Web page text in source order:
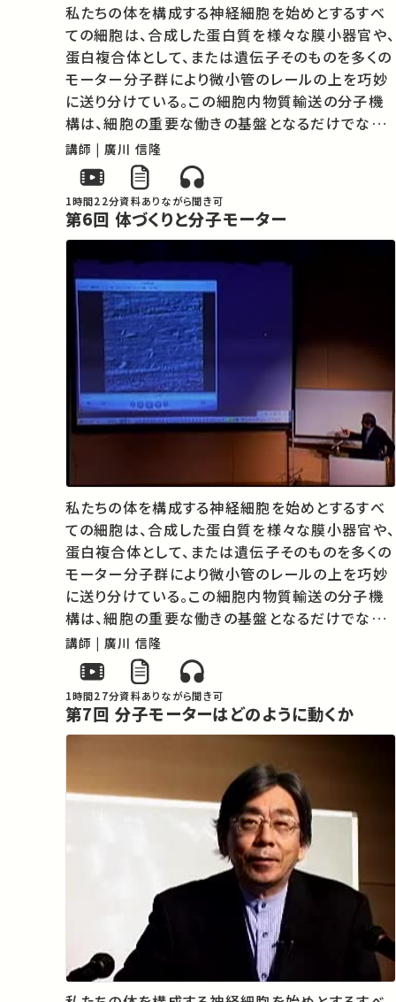
私たちの体を構成する神経細胞を始めとするすべ
ての細胞は、合成した蛋白質を様々な膜小器官や、
蛋白複合体として、または遺伝子そのものを多くの
モーター分子群により微小管のレールの上を巧妙
に送り分けている。この細胞内物質輸送の分子機
構は、細胞の重要な働きの基盤となるだけでなく、
脳の発生、神経回路網の形成、記憶、学習などの脳
の高次機能、体の左右の決定や腫瘍の抑制など多
彩かつ重要な生命現象を司っている。また…
講師 | 廣川 信隆
1時間22分資料ありながら聞き可
第6回 体づくりと分子モーター
私たちの体を構成する神経細胞を始めとするすべ
ての細胞は、合成した蛋白質を様々な膜小器官や、
蛋白複合体として、または遺伝子そのものを多くの
モーター分子群により微小管のレールの上を巧妙
に送り分けている。この細胞内物質輸送の分子機
構は、細胞の重要な働きの基盤となるだけでなく、
脳の発生、神経回路網の形成、記憶、学習などの脳
の高次機能、体の左右の決定や腫瘍の抑制など多
彩かつ重要な生命現象を司っている。また…
講師 | 廣川 信隆
1時間27分資料ありながら聞き可
第7回 分子モーターはどのように動くか